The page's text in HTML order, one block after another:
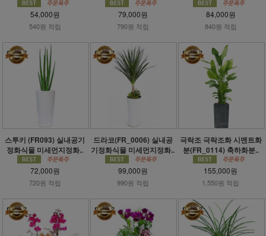
54,000원
540원 적립
79,000원
790원 적립
84,000원
840원 적립
스투키 (FR093) 실내공기
정화식물 미세먼지정화..
72,000원
720원 적립
드라코(FR_0006) 실내공
기정화식물 미세먼지정화..
99,000원
990원 적립
극락조 극락조화 시멘트화
분(FR_0114) 축하화분..
155,000원
1,550원 적립